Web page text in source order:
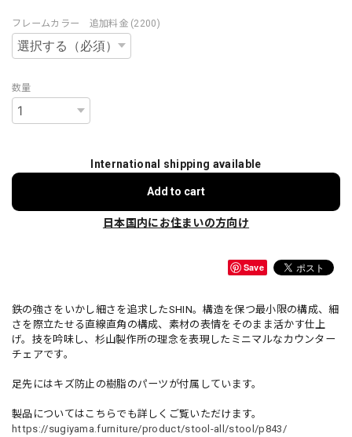
フレームカラー 追加料金 (2200)
数量
International shipping available
Add to cart
日本国内にお住まいの方向け
Save
鉄の強さをいかし細さを追求したSHIN。構造を保つ最小限の構成、細
さを際立たせる直線直角の構成、素材の表情をそのまま活かす仕上
げ。技を吟味し、杉山製作所の理念を表現したミニマルなカウンター
チェアです。
足先にはキズ防止の樹脂のパーツが付属しています。
製品についてはこちらでも詳しくご覧いただけます。
https://sugiyama.furniture/product/stool-all/stool/p843/